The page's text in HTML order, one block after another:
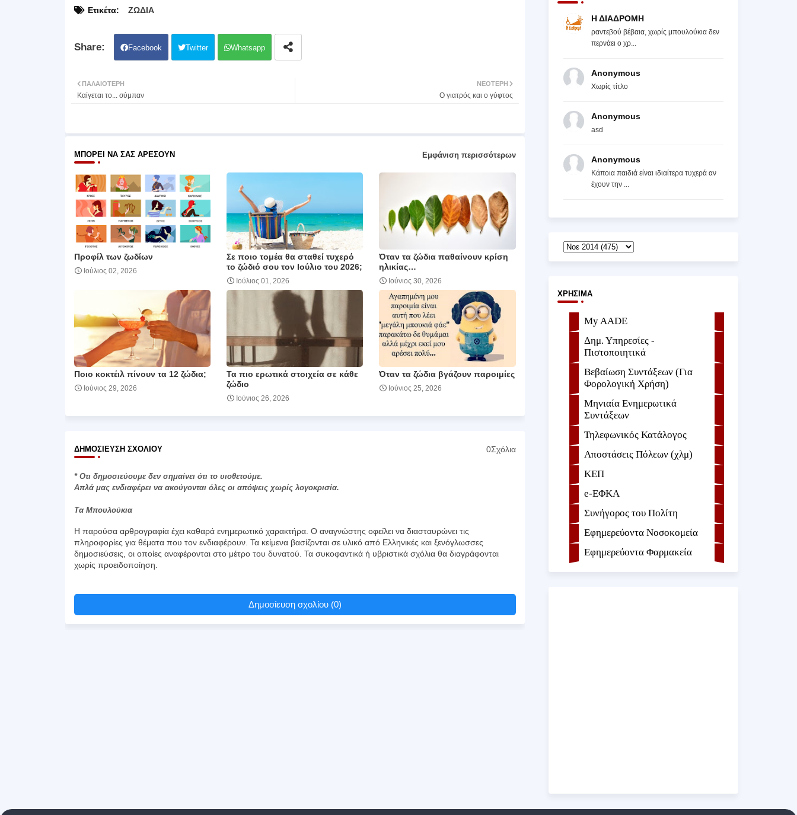
Ετικέτα: ΖΩΔΙΑ
Facebook Twitter Whatsapp
ΝΕΌΤΕΡΗ
Ο γιατρός και ο γύφτος
ΠΑΛΑΙΌΤΕΡΗ
Καίγεται το... σύμπαν
ΜΠΟΡΕΊ ΝΑ ΣΑΣ ΑΡΈΣΟΥΝ Εμφάνιση περισσότερων
Προφίλ των ζωδίων
Ιούλιος 02, 2026
Σε ποιο τομέα θα σταθεί τυχερό
το ζώδιό σου τον Ιούλιο του 2026;
Ιούλιος 01, 2026
Όταν τα ζώδια παθαίνουν κρίση
ηλικίας…
Ιούνιος 30, 2026
Ποιο κοκτέιλ πίνουν τα 12 ζώδια;
Ιούνιος 29, 2026
Τα πιο ερωτικά στοιχεία σε κάθε
ζώδιο
Ιούνιος 26, 2026
Όταν τα ζώδια βγάζουν παροιμίες
Ιούνιος 25, 2026
ΔΗΜΟΣΊΕΥΣΗ ΣΧΟΛΊΟΥ 0Σχόλια
* Οτι δημοσιεύουμε δεν σημαίνει ότι το υιοθετούμε.
Απλά μας ενδιαφέρει να ακούγονται όλες οι απόψεις χωρίς λογοκρισία.
Τα Μπουλούκια
Η παρούσα αρθρογραφία έχει καθαρά ενημερωτικό χαρακτήρα. Ο αναγνώστης οφείλει να διασταυρώνει τις
πληροφορίες για θέματα που τον ενδιαφέρουν. Τα κείμενα βασίζονται σε υλικό από Ελληνικές και ξενόγλωσσες
δημοσιεύσεις, οι οποίες αναφέρονται στο μέτρο του δυνατού. Τα συκοφαντικά ή υβριστικά σχόλια θα διαγράφονται
χωρίς προειδοποίηση.
Δημοσίευση σχολίου (0)
Η ΔΙΑΔΡΟΜΗ
ραντεβού βέβαια, χωρίς μπουλούκια δεν
περνάει ο χρ...
Anonymous
Χωρίς τίτλο
Anonymous
asd
Anonymous
Κάποια παιδιά είναι ιδιαίτερα τυχερά αν
έχουν την ...
ΧΡΉΣΙΜΑ
My AADE
Δημ. Υπηρεσίες -
Πιστοποιητικά
Βεβαίωση Συντάξεων (Για
Φορολογική Χρήση)
Μηνιαία Ενημερωτικά
Συντάξεων
Τηλεφωνικός Κατάλογος
Αποστάσεις Πόλεων (χλμ)
ΚΕΠ
e-ΕΦKA
Συνήγορος του Πολίτη
Εφημερεύοντα Νοσοκομεία
Εφημερεύοντα Φαρμακεία